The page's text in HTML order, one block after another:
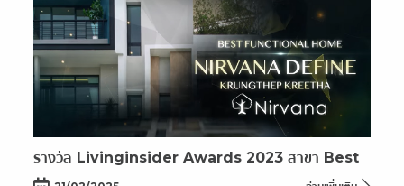
รางวัล Livinginsider Awards 2023 สาขา Best
Functional Home